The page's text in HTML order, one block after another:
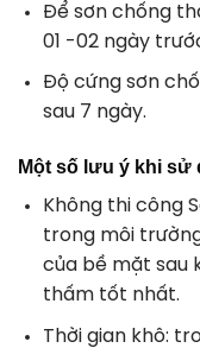
Để sơn chống
01 -02 ngày
Độ cứng sơn
sau 7 ngày.
Một số lưu ý khi sử
Không thi công
trong môi
của bề mặt sau
thấm tốt nhất.
Thời gian khô: